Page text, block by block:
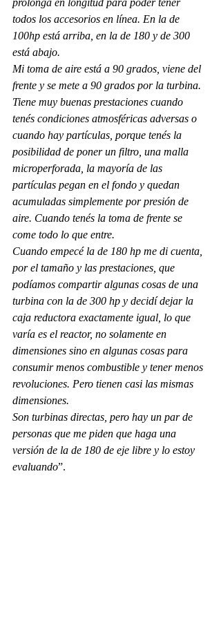
prolonga en longitud para poder tener
todos los accesorios en línea. En la de
100hp está arriba, en la de 180 y de 300
está abajo.
Mi toma de aire está a 90 grados, viene del
frente y se mete a 90 grados por la turbina.
Tiene muy buenas prestaciones cuando
tenés condiciones atmosféricas adversas o
cuando hay partículas, porque tenés la
posibilidad de poner un filtro, una malla
microperforada, la mayoría de las
partículas pegan en el fondo y quedan
acumuladas simplemente por presión de
aire. Cuando tenés la toma de frente se
come todo lo que entre.
Cuando empecé la de 180 hp me di cuenta,
por el tamaño y las prestaciones, que
podíamos compartir algunas cosas de una
turbina con la de 300 hp y decidí dejar la
caja reductora exactamente igual, lo que
varía es el reactor, no solamente en
dimensiones sino en algunas cosas para
consumir menos combustible y tener menos
revoluciones. Pero tienen casi las mismas
dimensiones.
Son turbinas directas, pero hay un par de
personas que me piden que haga una
versión de la de 180 de eje libre y lo estoy
evaluando”.